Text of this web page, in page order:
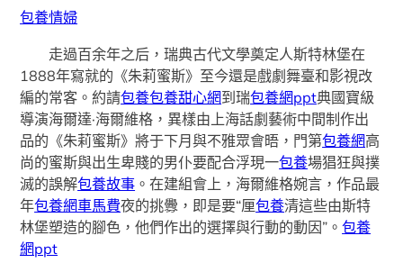
包養情婦
走過百余年之后，瑞典古代文學奠定人斯特林堡在
1888年寫就的《朱莉蜜斯》至今還是戲劇舞臺和影視改
編的常客。約請包養包養甜心網到瑞包養網ppt典國寶級
導演海爾達·海爾維格，異樣由上海話劇藝術中間制作出
品的《朱莉蜜斯》將于下月與不雅眾會晤，門第包養網高
尚的蜜斯與出生卑賤的男仆要配合浮現一包養場猖狂與撲
滅的誤解包養故事 。在建組會上，海爾維格婉言，作品最
年包養網車馬費夜的挑釁，即是要“厘包養清這些由斯特
林堡塑造的腳色，他們作出的選擇與行動的動因”。包養
網ppt